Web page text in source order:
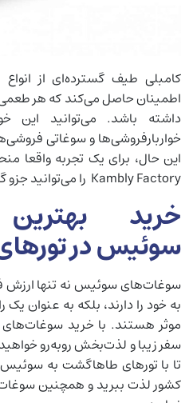
کامبلی طیف گسترده‌ای از
اطمینان حاصل می‌کند که هر
داشته باشد. می‌توانید این
خواربارفروشی‌ها و سوغاتی
این حال، برای یک تجربه واقعا
Kambly Factory را می‌توانید جزو گزینه‌های خود قرار دهید.
خرید
سوئیس در
سوغات‌های سوئیس نه تنها
به خود را دارند، بلکه به عنوان
موثر هستند. با خرید
سفر زیبا و لذت‌بخش روبه‌رو
تا با تورهای طاهاگشت به سوئیس
کشور لذت ببرید و همچنین